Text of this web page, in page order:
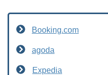
Booking.com
agoda
Expedia